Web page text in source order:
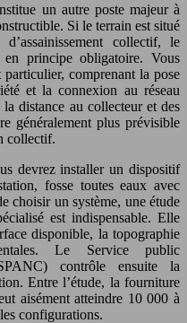
un autre poste majeur à
Si le terrain est situé
collectif, le
en principe obligatoire. Vous
comprenant la pose
et la connexion au réseau
distance au collecteur et des
généralement plus prévisible
collectif.
devrez installer un dispositif
fosse toutes eaux avec
choisir un système, une étude
est indispensable. Elle
disponible, la topographie
Le Service public
contrôle ensuite la
Entre l’étude, la fourniture
aisément atteindre 10 000 à
configurations.